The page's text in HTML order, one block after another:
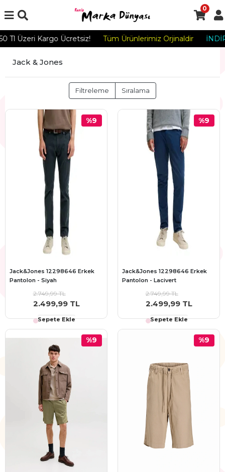
Üzeri Kargo Ücretsiz! Tüm Ürünlerimiz Orjinaldir İNDİRİM
0
Jack & Jones
Filtreleme Sıralama
%9
Jack&Jones 12298646 Erkek
Pantolon - Siyah
2.749,99 TL
2.499,99 TL
Sepete Ekle
%9
Jack&Jones 12298646 Erkek
Pantolon - Lacivert
2.749,99 TL
2.499,99 TL
Sepete Ekle
%9 %9